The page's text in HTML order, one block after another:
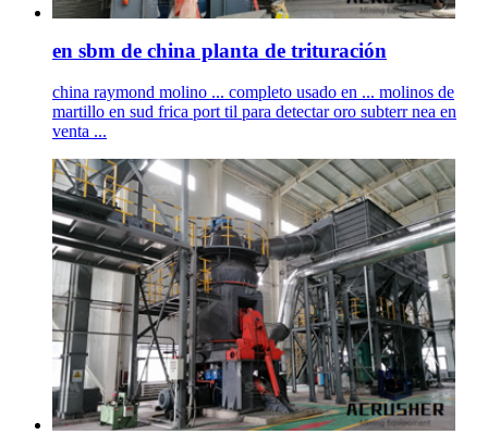
en sbm de china planta de trituración
china raymond molino ... completo usado en ... molinos de
martillo en sud frica port til para detectar oro subterr nea en
venta ...